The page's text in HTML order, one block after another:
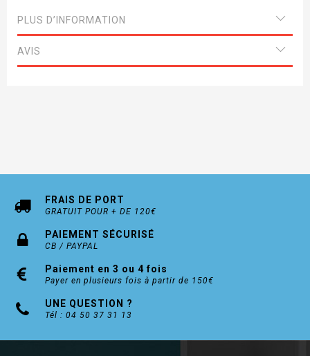
400 x 50
250 x 250
PLUS D’INFORMATION
AVIS
FRAIS DE PORT
GRATUIT POUR + DE 120€
PAIEMENT SÉCURISÉ
CB / PAYPAL
Paiement en 3 ou 4 fois
Payer en plusieurs fois à partir de 150€
UNE QUESTION ?
Tél : 04 50 37 31 13